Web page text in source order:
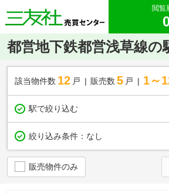
閲覧
都営地下鉄都営浅草線の
該当物件数 12 戸 販売数 5 戸 1～
駅で絞り込む
絞り込み条件： なし
販売物件のみ